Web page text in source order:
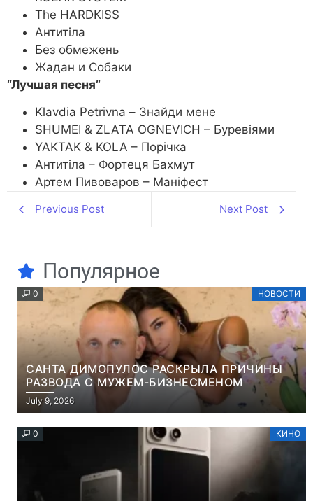
The HARDKISS
Антитіла
Без обмежень
Жадан и Собаки
“Лучшая песня”
Klavdia Petrivna – Знайди мене
SHUMEI & ZLATA OGNEVICH – Буревіями
YAKTAK & KOLA – Порічка
Антитіла – Фортеця Бахмут
Артем Пивоваров – Маніфест
Previous Post Next Post
Популярное
0 НОВОСТИ
САНТА ДИМОПУЛОС РАСКРЫЛА ПРИЧИНЫ
РАЗВОДА С МУЖЕМ-БИЗНЕСМЕНОМ
July 9, 2026
0 КИНО